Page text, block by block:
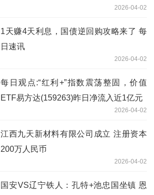
2026-04-02
1天赚4天利息，国债逆回购攻略来了 每
日速讯
2026-04-02
每日观点:“红利+”指数震荡整固，价值
ETF易方达(159263)昨日净流入近1亿元
2026-04-02
江西九天新材料有限公司成立 注册资本
200万人民币
2026-04-02
国安VS辽宁铁人：孔特+池忠国坐镇 恩